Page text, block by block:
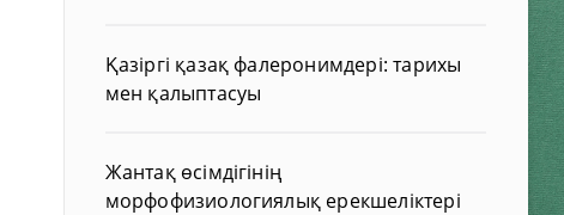
Қазіргі қазақ фалеронимдері: тарихы
мен қалыптасуы
Жантақ өсімдігінің
морфофизиологиялық ерекшеліктері